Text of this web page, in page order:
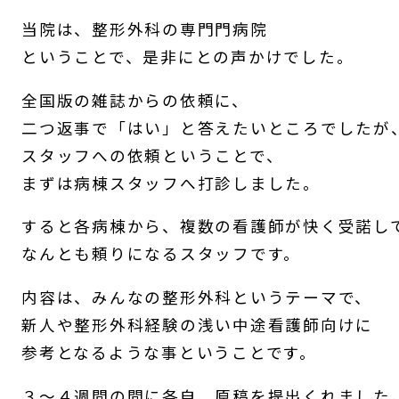
当院は、整形外科の専門門病院
ということで、是非にとの声かけでした。
全国版の雑誌からの依頼に、
二つ返事で「はい」と答えたいところでしたが、
スタッフへの依頼ということで、
まずは病棟スタッフへ打診しました。
すると各病棟から、複数の看護師が快く受諾し
なんとも頼りになるスタッフです。
内容は、みんなの整形外科というテーマで、
新人や整形外科経験の浅い中途看護師向けに
参考となるような事ということです。